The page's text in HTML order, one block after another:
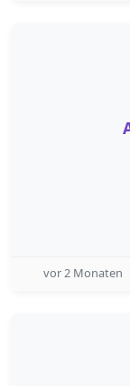
vor 2 Monaten